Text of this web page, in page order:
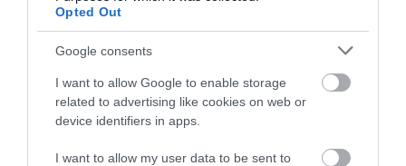
Opted Out
Google consents
I want to allow Google to enable storage
related to advertising like cookies on web or
device identifiers in apps.
I want to allow my user data to be sent to
Leáll a Maserati Ghibli és Quattroporte
gyártása